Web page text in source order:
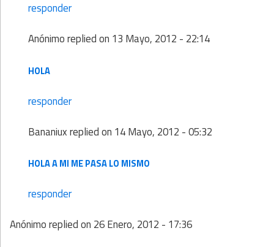
responder
Anónimoreplied on 13 Mayo, 2012 - 22:14
HOLA
responder
Bananiuxreplied on 14 Mayo, 2012 - 05:32
HOLA A MI ME PASA LO MISMO
responder
Anónimoreplied on 26 Enero, 2012 - 17:36